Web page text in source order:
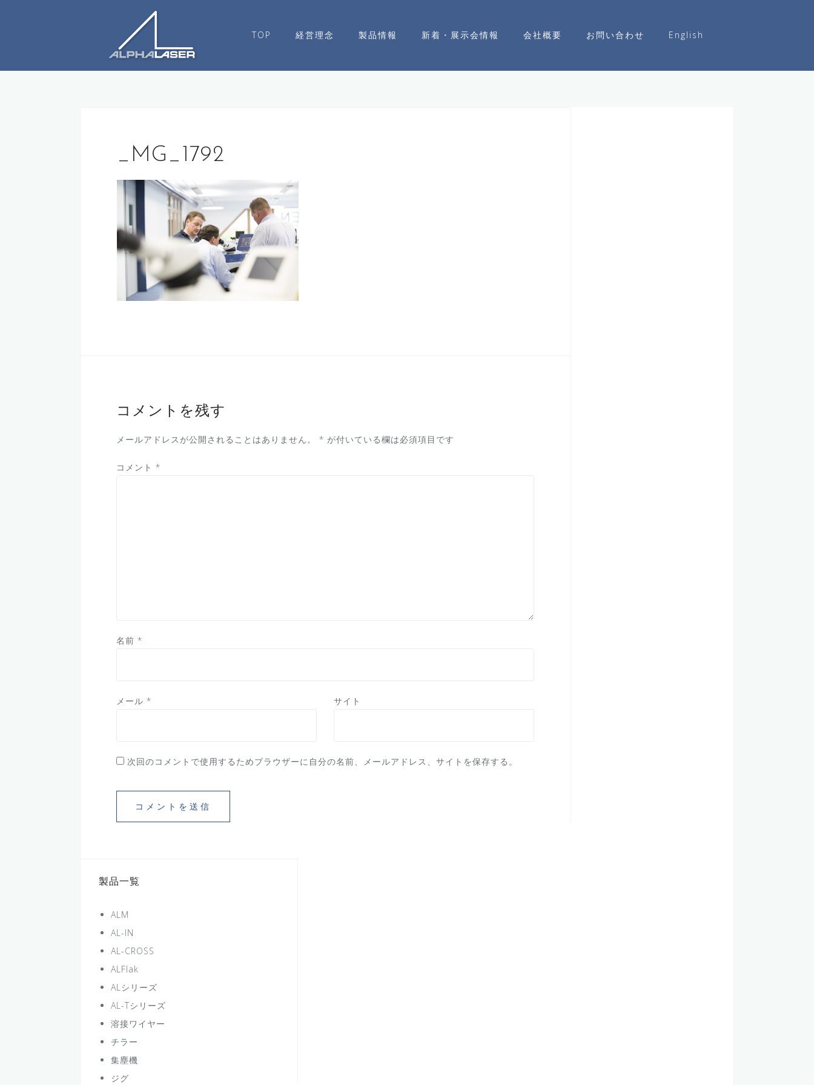
ツ
TOP 経営理念 製品情報 新着・展示会情報 会社概要 お問い合わせ English
_MG_1792
コメントを残す
メールアドレスが公開されることはありません。 * が付いている欄は必須項目です
コメント *
名前 *
メール * サイト
次回のコメントで使用するためブラウザーに自分の名前、メールアドレス、サイトを保存する。
製品一覧
ALM
AL-IN
AL-CROSS
ALFlak
ALシリーズ
AL-Tシリーズ
溶接ワイヤー
チラー
集塵機
ジグ